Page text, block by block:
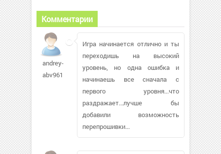
Комментарии
andrey-
abv961
Игра начинается отлично и ты
переходишь на высокий
уровень, но одна ошибка и
начинаешь все сначала с
первого уровня...что
раздражает...лучше бы
добавили возможность
перепрошивки...